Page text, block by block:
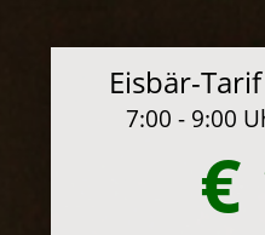
Eisbär-
7:00 - 9:00
€